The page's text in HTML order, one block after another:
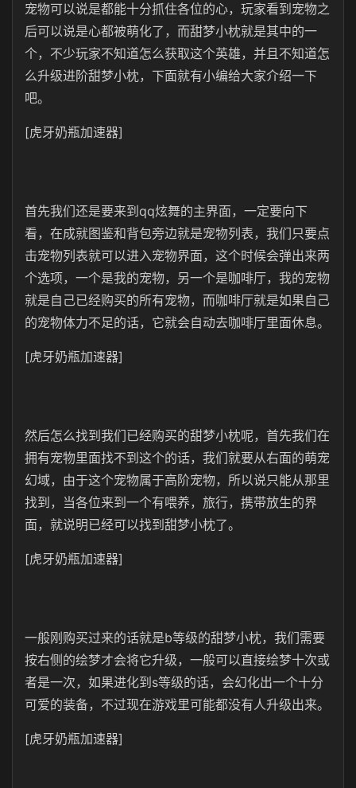
宠物可以说是都能十分抓住各位的心，玩家看到宠物之
后可以说是心都被萌化了，而甜梦小枕就是其中的一
个，不少玩家不知道怎么获取这个英雄，并且不知道怎
么升级进阶甜梦小枕，下面就有小编给大家介绍一下
吧。
[虎牙奶瓶加速器]
首先我们还是要来到qq炫舞的主界面，一定要向下
看，在成就图鉴和背包旁边就是宠物列表，我们只要点
击宠物列表就可以进入宠物界面，这个时候会弹出来两
个选项，一个是我的宠物，另一个是咖啡厅，我的宠物
就是自己已经购买的所有宠物，而咖啡厅就是如果自己
的宠物体力不足的话，它就会自动去咖啡厅里面休息。
[虎牙奶瓶加速器]
然后怎么找到我们已经购买的甜梦小枕呢，首先我们在
拥有宠物里面找不到这个的话，我们就要从右面的萌宠
幻域，由于这个宠物属于高阶宠物，所以说只能从那里
找到，当各位来到一个有喂养，旅行，携带放生的界
面，就说明已经可以找到甜梦小枕了。
[虎牙奶瓶加速器]
一般刚购买过来的话就是b等级的甜梦小枕，我们需要
按右侧的绘梦才会将它升级，一般可以直接绘梦十次或
者是一次，如果进化到s等级的话，会幻化出一个十分
可爱的装备，不过现在游戏里可能都没有人升级出来。
[虎牙奶瓶加速器]